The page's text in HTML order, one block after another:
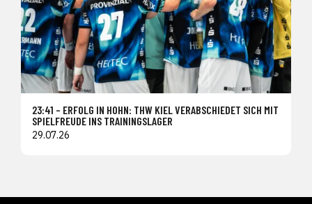
23:41 – ERFOLG IN HOHN: THW KIEL VERABSCHIEDET SICH MIT
SPIELFREUDE INS TRAININGSLAGER
29.07.26